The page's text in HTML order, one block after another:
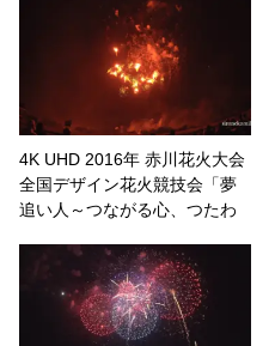
4K UHD 2016年 赤川花火大会
全国デザイン花火競技会「夢
追い人～つながる心、つたわ
形県鶴岡市